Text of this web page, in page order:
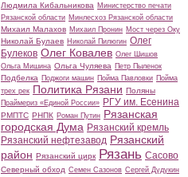
Людмила Кибальникова Министерство печати
Рязанской области Минлесхоз Рязанской области
Михаил Малахов Михаил Пронин Мост через Оку
Николай Булаев Николай Пилюгин Олег
Булеков Олег Ковалев Олег Шишов
Ольга Мишина Ольга Чуляева Петр Пыленок
Подбелка Поджоги машин Пойма Павловки Пойма
трех рек Политика Рязани Поляны
Праймериз «Единой России» РГУ им. Есенина
РМПТС РНПК Роман Путин Рязанская
городская Дума Рязанский кремль
Рязанский нефтезавод Рязанский
район Рязанский цирк Рязань Сасово
Северный обход Семен Сазонов Сергей Дудукин